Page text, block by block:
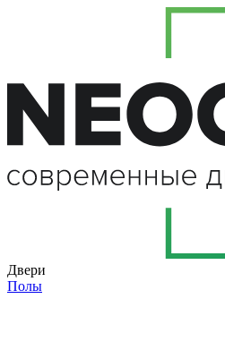
Двери
Полы